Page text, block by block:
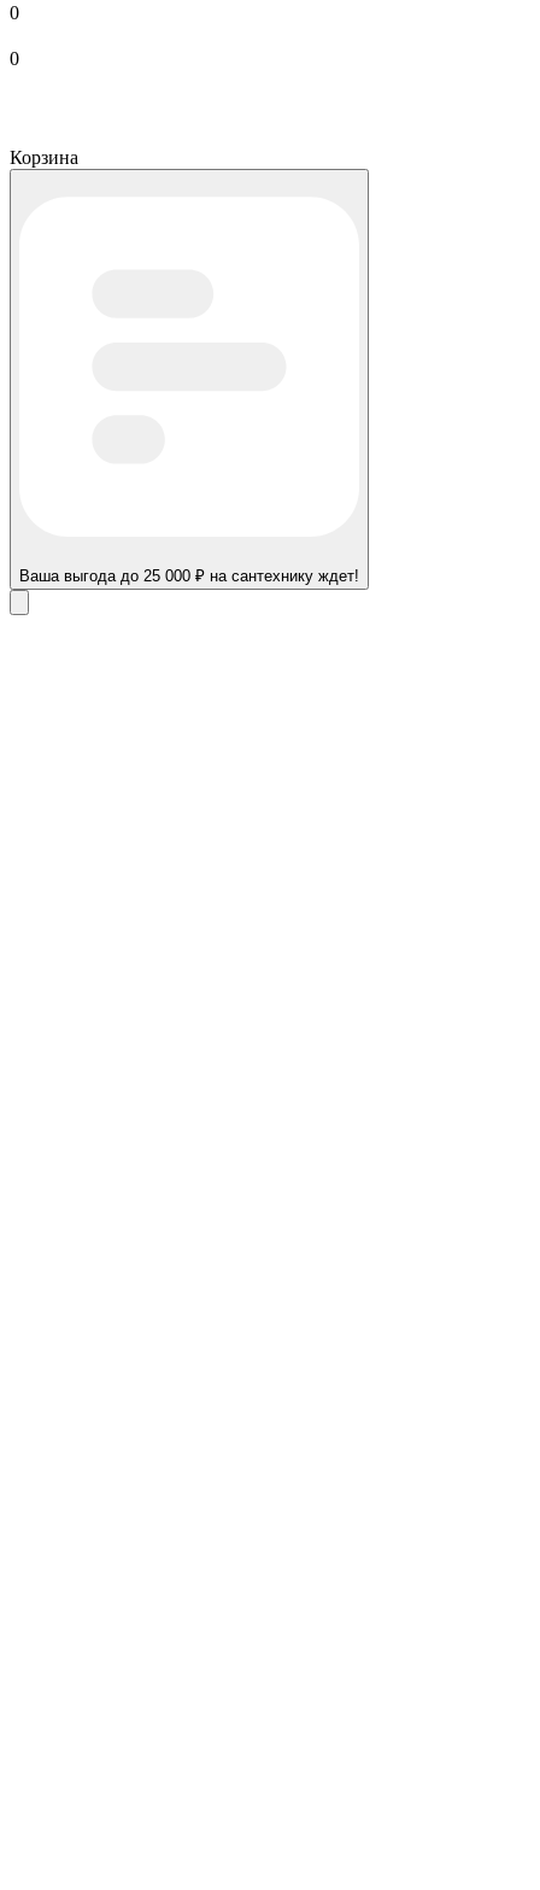
0
0
Корзина
Ваша выгода до 25 000 ₽ на сантехнику ждет!